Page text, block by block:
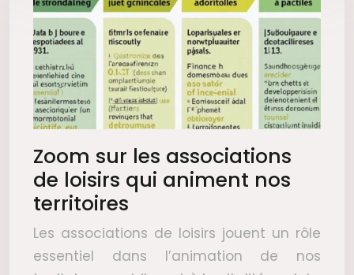
Zoom sur les associations
de loisirs qui animent nos
territoires
Les associations de loisirs jouent un rôle
essentiel dans l’animation de nos